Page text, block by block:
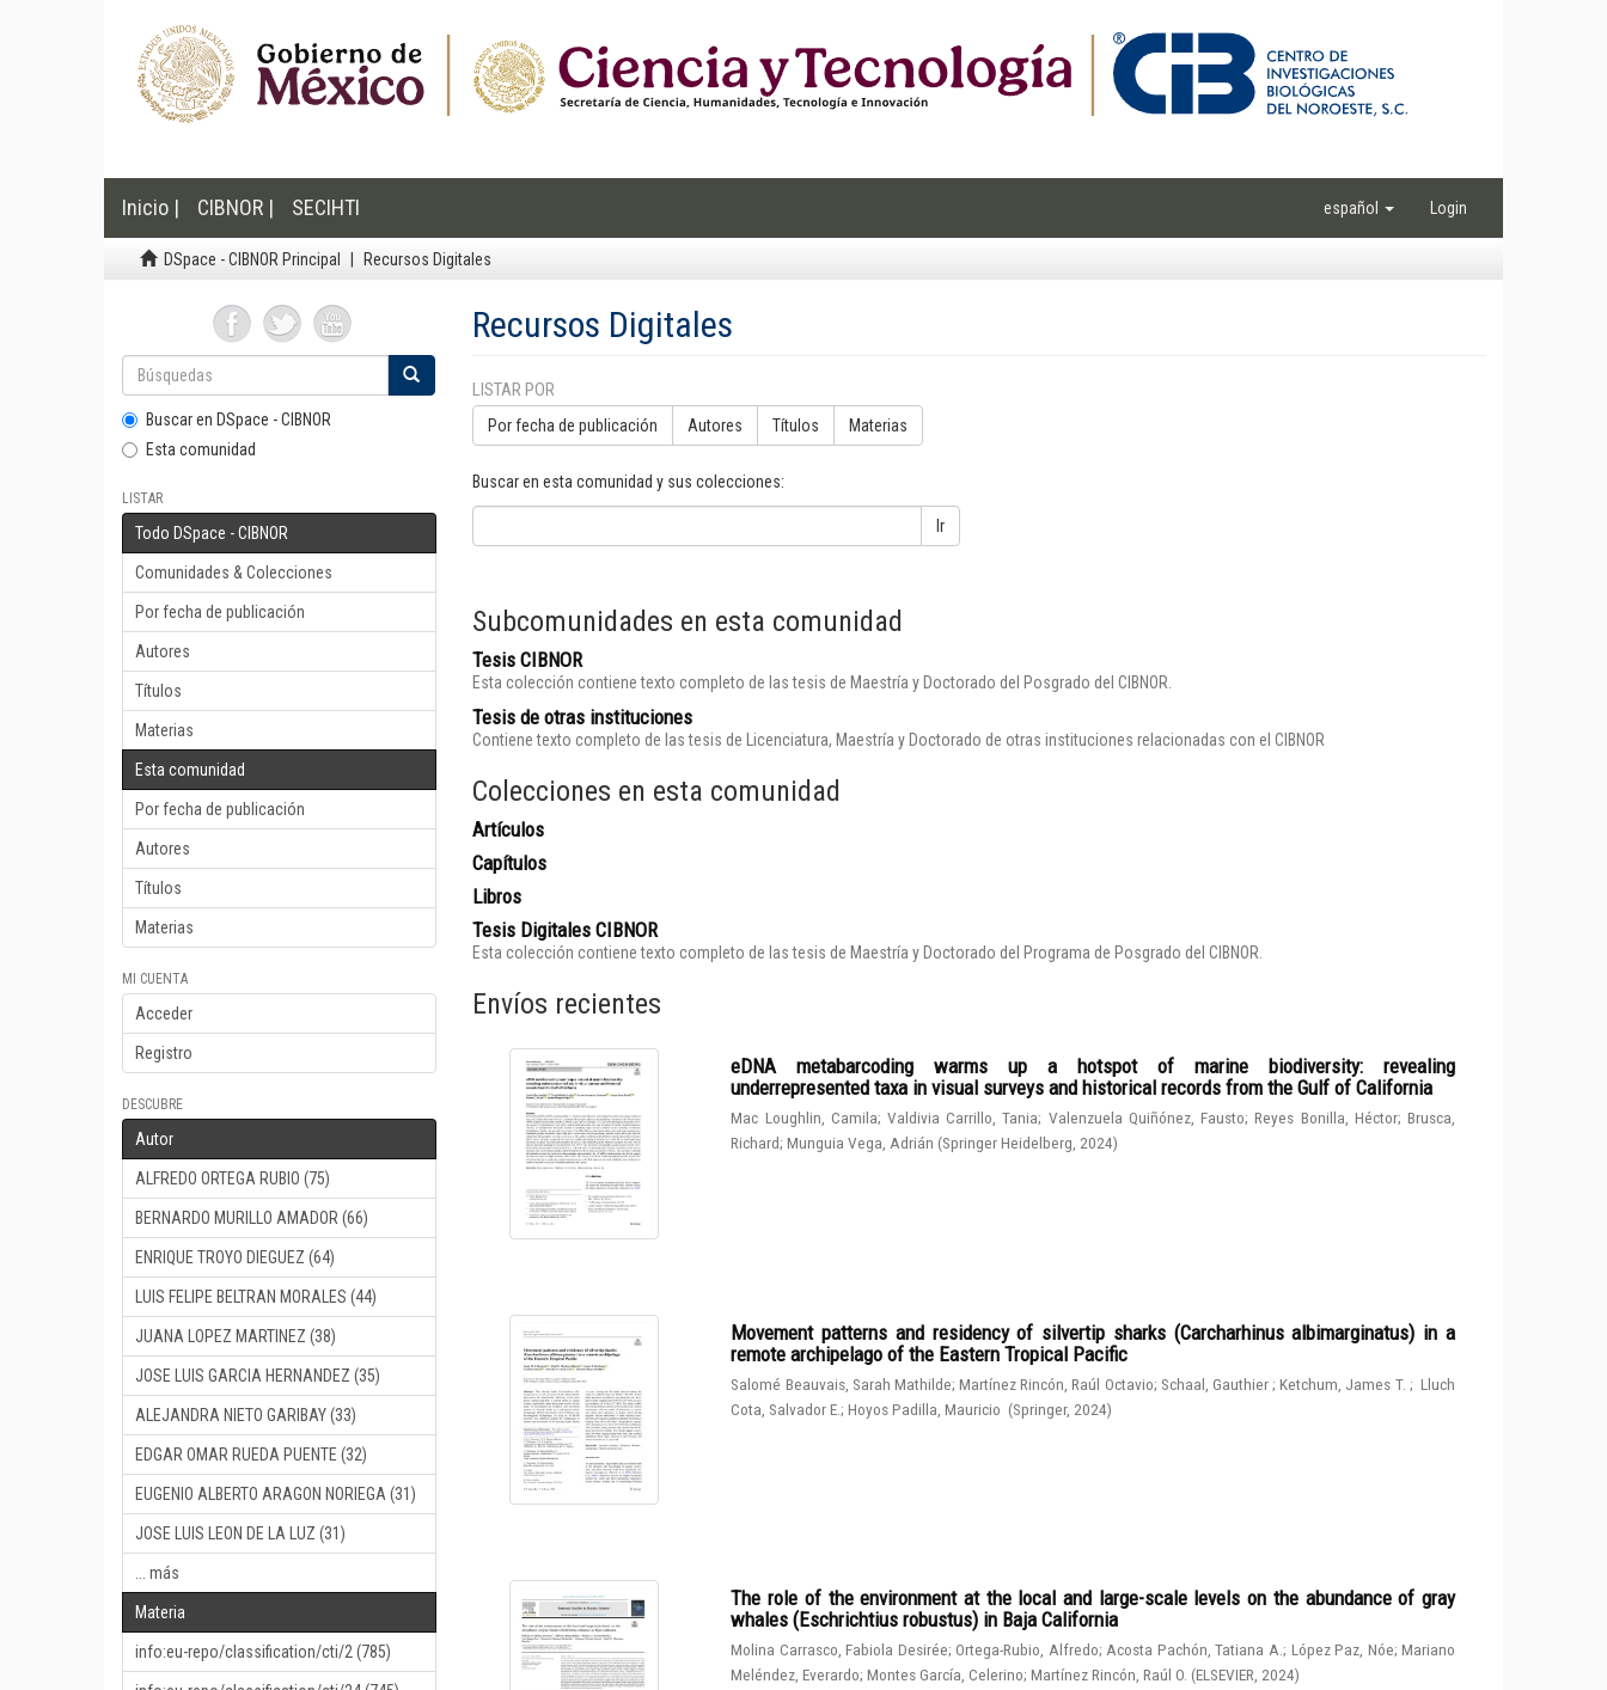
Inicio | CIBNOR | SECIHTI español Login
DSpace - CIBNOR Principal Recursos Digitales
Buscar en DSpace - CIBNOR
Esta comunidad
LISTAR
Todo DSpace - CIBNOR
Comunidades & Colecciones
Por fecha de publicación
Autores
Títulos
Materias
Esta comunidad
Por fecha de publicación
Autores
Títulos
Materias
MI CUENTA
Acceder
Registro
DESCUBRE
Autor
ALFREDO ORTEGA RUBIO (75)
BERNARDO MURILLO AMADOR (66)
ENRIQUE TROYO DIEGUEZ (64)
LUIS FELIPE BELTRAN MORALES (44)
JUANA LOPEZ MARTINEZ (38)
JOSE LUIS GARCIA HERNANDEZ (35)
ALEJANDRA NIETO GARIBAY (33)
EDGAR OMAR RUEDA PUENTE (32)
EUGENIO ALBERTO ARAGON NORIEGA (31)
JOSE LUIS LEON DE LA LUZ (31)
... más
Materia
info:eu-repo/classification/cti/2 (785)
Recursos Digitales
LISTAR POR
Por fecha de publicación Autores Títulos Materias
Buscar en esta comunidad y sus colecciones:
Ir
Subcomunidades en esta comunidad
Tesis CIBNOR
Esta colección contiene texto completo de las tesis de Maestría y Doctorado del Posgrado del CIBNOR.
Tesis de otras instituciones
Contiene texto completo de las tesis de Licenciatura, Maestría y Doctorado de otras instituciones relacionadas con el CIBNOR
Colecciones en esta comunidad
Artículos
Capítulos
Libros
Tesis Digitales CIBNOR
Esta colección contiene texto completo de las tesis de Maestría y Doctorado del Programa de Posgrado del CIBNOR.
Envíos recientes
eDNA metabarcoding warms up a hotspot of marine biodiversity: revealing
underrepresented taxa in visual surveys and historical records from the Gulf of California
Mac Loughlin, Camila;Valdivia Carrillo, Tania; Valenzuela Quiñónez, Fausto;Reyes Bonilla, Héctor; Brusca,
Richard;Munguia Vega, Adrián (Springer Heidelberg 2024)
Movement patterns and residency of silvertip sharks (Carcharhinus albimarginatus) in a
remote archipelago of the Eastern Tropical Pacific
Salomé Beauvais, Sarah Mathilde;Martínez Rincón, Raúl Octavio; Schaal, Gauthier;Ketchum, James T. ; Lluch
Cota, Salvador E.;Hoyos Padilla, Mauricio (Springer, 2024)
The role of the environment at the local and large-scale levels on the abundance of gray
whales (Eschrichtius robustus) in Baja California
Molina Carrasco, Fabiola Desirée;Ortega-Rubio, Alfredo; Acosta Pachón, Tatiana A. ; López Paz, Nóe;Mariano
Meléndez, Everardo;Montes García, Celerino;Martínez Rincón, Raúl O. (ELSEVIER 2024)